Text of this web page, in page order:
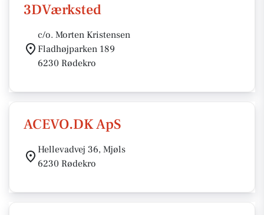
3DVærksted
c/o. Morten Kristensen
Fladhøjparken 189
6230 Rødekro
ACEVO.DK ApS
Hellevadvej 36, Mjøls
6230 Rødekro